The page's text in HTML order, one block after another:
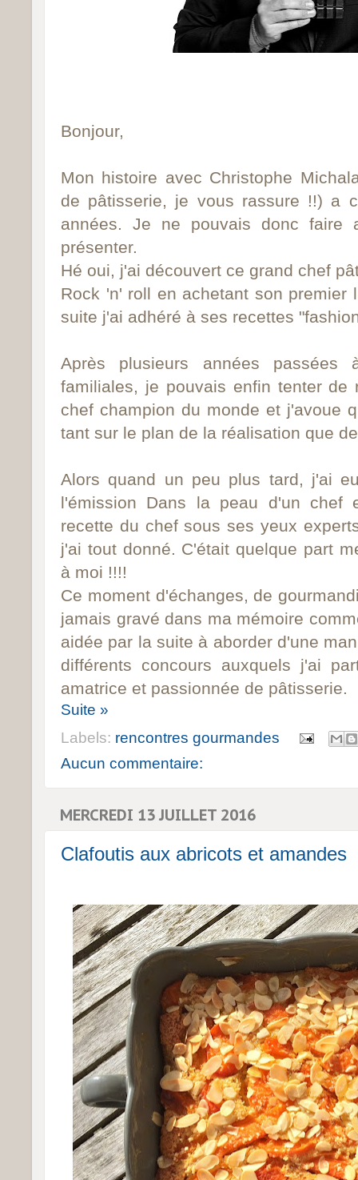
Bonjour,
Mon histoire avec Christophe
de pâtisserie, je vous rassure !!) a
années. Je ne pouvais donc faire
présenter.
Hé oui, j'ai découvert ce grand chef
Rock 'n' roll en achetant son premier
suite j'ai adhéré à ses recettes
Après plusieurs années passées
familiales, je pouvais enfin tenter de
chef champion du monde et j'avoue
tant sur le plan de la réalisation que
Alors quand un peu plus tard, j'ai
l'émission Dans la peau d'un chef
recette du chef sous ses yeux
j'ai tout donné. C'était quelque part
à moi !!!!
Ce moment d'échanges, de
jamais gravé dans ma mémoire
aidée par la suite à aborder d'une
différents concours auxquels j'ai
amatrice et passionnée de pâtisserie.
Suite »
Labels: rencontres gourmandes
Aucun commentaire:
MERCREDI 13 JUILLET 2016
Clafoutis aux abricots et amandes